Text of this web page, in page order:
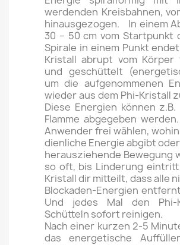
werdenden Kreisbahnen,
hinausgezogen. In einem
30 – 50 cm vom Startpunkt
Spirale in einem Punkt
Kristall abrupt vom Körper
und geschüttelt
um die aufgenommenen
wieder aus dem Phi-Kristall
Diese Energien können
Flamme abgegeben
Anwender frei wählen,
dienliche Energie abgibt
herausziehende Bewegung
so oft, bis Linderung
Kristall dir mitteilt, dass alle
Blockaden-Energien
Und jedes Mal den Phi-
Schütteln sofort reinigen.
Nach einer kurzen 2-5
das energetische